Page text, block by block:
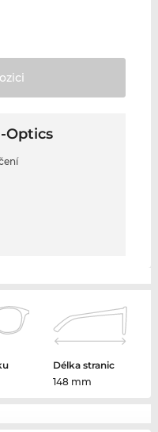
Optics
Délka stranic
148 mm